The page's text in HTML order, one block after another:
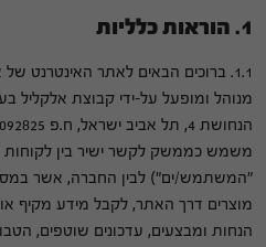
1. הוראות כלליות
1.1. ברוכים הבאים לאתר האינטרנט
מנוהל ומופעל על-ידי קבוצת אלקליל
משמש כממשק לקשר ישיר בין
"המשתמש/ים") לבין החברה, אשר
מוצרים דרך האתר, לקבל מידע מקיף
הנחות ומבצעים, עדכונים שוטפים,